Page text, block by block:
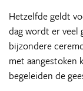
Hetzelfde geldt
dag wordt er veel
bijzondere
met aangestoken
begeleiden de